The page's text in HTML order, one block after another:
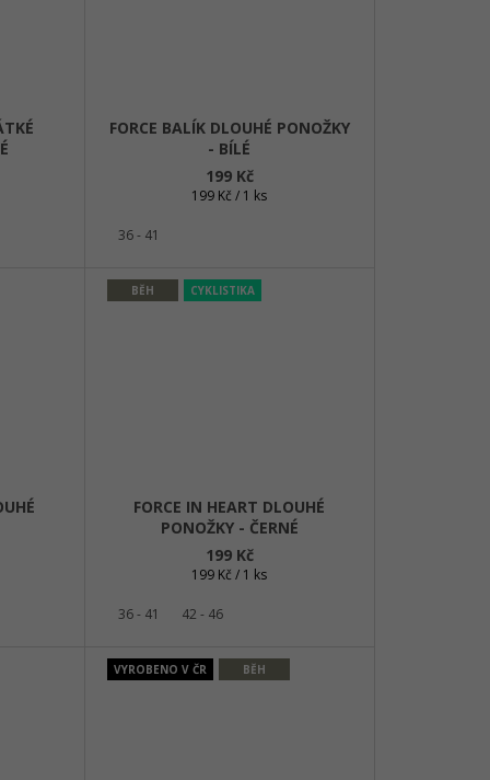
FORCE BALÍK DLOUHÉ PONOŽKY
- BÍLÉ
199 Kč
Měrná
199 Kč / 1 ks
36 - 41
BĚH CYKLISTIKA
FORCE IN HEART DLOUHÉ
PONOŽKY - ČERNÉ
199 Kč
Měrná
199 Kč / 1 ks
36 - 41 42 - 46
VYROBENO V ČR BĚH